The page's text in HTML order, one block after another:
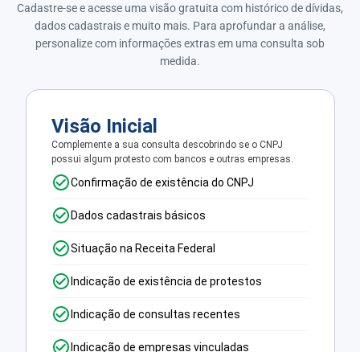
Cadastre-se e acesse uma visão gratuita com histórico de dívidas,
dados cadastrais e muito mais. Para aprofundar a análise,
personalize com informações extras em uma consulta sob
medida.
Visão Inicial
Complemente a sua consulta descobrindo se o CNPJ
possui algum protesto com bancos e outras empresas.
Confirmação de existência do CNPJ
Dados cadastrais básicos
Situação na Receita Federal
Indicação de existência de protestos
Indicação de consultas recentes
Indicação de empresas vinculadas